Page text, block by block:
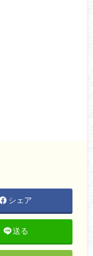
シェア
送る